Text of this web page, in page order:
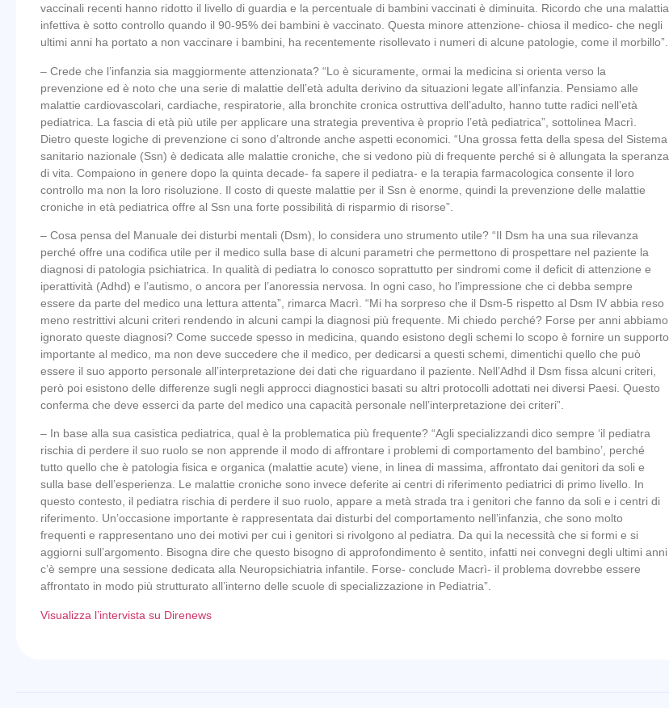
vaccinali recenti hanno ridotto il livello di guardia e la percentuale di bambini vaccinati è diminuita. Ricordo che una malattia
infettiva è sotto controllo quando il 90-95% dei bambini è vaccinato. Questa minore attenzione- chiosa il medico- che negli
ultimi anni ha portato a non vaccinare i bambini, ha recentemente risollevato i numeri di alcune patologie, come il morbillo”.
– Crede che l’infanzia sia maggiormente attenzionata? “Lo è sicuramente, ormai la medicina si orienta verso la
prevenzione ed è noto che una serie di malattie dell’età adulta derivino da situazioni legate all’infanzia. Pensiamo alle
malattie cardiovascolari, cardiache, respiratorie, alla bronchite cronica ostruttiva dell’adulto, hanno tutte radici nell’età
pediatrica. La fascia di età più utile per applicare una strategia preventiva è proprio l’età pediatrica”, sottolinea Macrì.
Dietro queste logiche di prevenzione ci sono d’altronde anche aspetti economici. “Una grossa fetta della spesa del Sistema
sanitario nazionale (Ssn) è dedicata alle malattie croniche, che si vedono più di frequente perché si è allungata la speranza
di vita. Compaiono in genere dopo la quinta decade- fa sapere il pediatra- e la terapia farmacologica consente il loro
controllo ma non la loro risoluzione. Il costo di queste malattie per il Ssn è enorme, quindi la prevenzione delle malattie
croniche in età pediatrica offre al Ssn una forte possibilità di risparmio di risorse”.
– Cosa pensa del Manuale dei disturbi mentali (Dsm), lo considera uno strumento utile? “Il Dsm ha una sua rilevanza
perché offre una codifica utile per il medico sulla base di alcuni parametri che permettono di prospettare nel paziente la
diagnosi di patologia psichiatrica. In qualità di pediatra lo conosco soprattutto per sindromi come il deficit di attenzione e
iperattività (Adhd) e l’autismo, o ancora per l’anoressia nervosa. In ogni caso, ho l’impressione che ci debba sempre
essere da parte del medico una lettura attenta”, rimarca Macrì. “Mi ha sorpreso che il Dsm-5 rispetto al Dsm IV abbia reso
meno restrittivi alcuni criteri rendendo in alcuni campi la diagnosi più frequente. Mi chiedo perché? Forse per anni abbiamo
ignorato queste diagnosi? Come succede spesso in medicina, quando esistono degli schemi lo scopo è fornire un supporto
importante al medico, ma non deve succedere che il medico, per dedicarsi a questi schemi, dimentichi quello che può
essere il suo apporto personale all’interpretazione dei dati che riguardano il paziente. Nell’Adhd il Dsm fissa alcuni criteri,
però poi esistono delle differenze sugli negli approcci diagnostici basati su altri protocolli adottati nei diversi Paesi. Questo
conferma che deve esserci da parte del medico una capacità personale nell’interpretazione dei criteri”.
– In base alla sua casistica pediatrica, qual è la problematica più frequente? “Agli specializzandi dico sempre ‘il pediatra
rischia di perdere il suo ruolo se non apprende il modo di affrontare i problemi di comportamento del bambino’, perché
tutto quello che è patologia fisica e organica (malattie acute) viene, in linea di massima, affrontato dai genitori da soli e
sulla base dell’esperienza. Le malattie croniche sono invece deferite ai centri di riferimento pediatrici di primo livello. In
questo contesto, il pediatra rischia di perdere il suo ruolo, appare a metà strada tra i genitori che fanno da soli e i centri di
riferimento. Un’occasione importante è rappresentata dai disturbi del comportamento nell’infanzia, che sono molto
frequenti e rappresentano uno dei motivi per cui i genitori si rivolgono al pediatra. Da qui la necessità che si formi e si
aggiorni sull’argomento. Bisogna dire che questo bisogno di approfondimento è sentito, infatti nei convegni degli ultimi anni
c’è sempre una sessione dedicata alla Neuropsichiatria infantile. Forse- conclude Macrì- il problema dovrebbe essere
affrontato in modo più strutturato all’interno delle scuole di specializzazione in Pediatria”.
Visualizza l’intervista su Direnews